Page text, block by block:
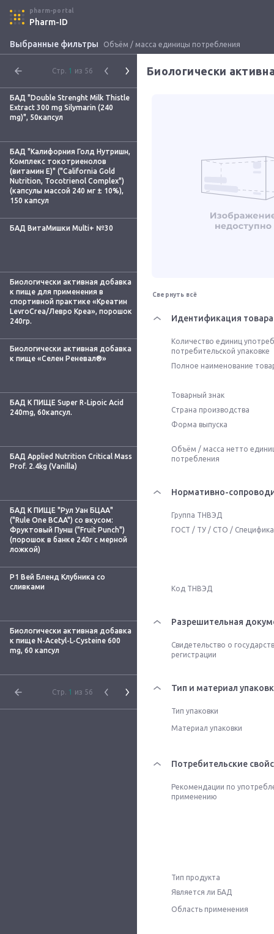
pharm-portal
Pharm-ID
Выбранные фильтры Объём / масса единицы потребления
Стр. 1 из 56
БАД "Double Strenght Milk Thistle
Extract 300 mg Silymarin (240
mg)", 50капсул
БАД "Калифорния Голд Нутришн,
Комплекс токотриенолов
(витамин Е)" ("California Gold
Nutrition, Tocotrienol Complex")
(капсулы массой 240 мг ± 10%),
150 капсул
БАД ВитаМишки Multi+ №30
Биологически активная добавка
к пище для применения в
спортивной практике «Креатин
LevroCrea/Левро Креа», порошок
240гр.
Биологически активная добавка
к пище «Селен Реневал®»
БАД К ПИЩЕ Super R-Lipoic Acid
240mg, 60капсул.
БАД Applied Nutrition Critical Mass
Prof. 2.4kg (Vanilla)
БАД К ПИЩЕ "Рул Уан БЦАА"
("Rule One BCAA") со вкусом:
Фруктовый Пунш ("Fruit Punch")
(порошок в банке 240г с мерной
ложкой)
Р1 Вей Бленд Клубника со
сливками
Биологически активная добавка
к пище N-Acetyl-L-Cysteine 600
mg, 60 капсул
Стр. 1 из 56
Свернуть всё
Идентификация товара
Количество единиц
потребительской упаковке
Полное наименование
Товарный знак
Страна производства
Форма выпуска
Объём / масса нетто
потребления
Нормативно-
Группа ТНВЭД
ГОСТ / ТУ / СТО /
Код ТНВЭД
Разрешительная
Свидетельство о
регистрации
Тип и материал
Тип упаковки
Материал упаковки
Потребительские
Рекомендации по
применению
Тип продукта
Является ли БАД
Область применения